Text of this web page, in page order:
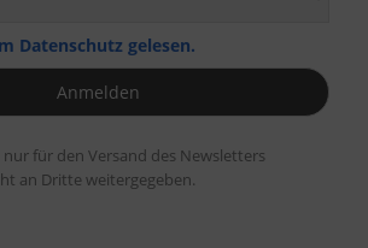
Datenschutz gelesen.
für den Versand des Newsletters
an Dritte weitergegeben.